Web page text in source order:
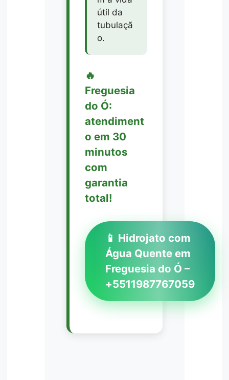
útil da
tubulaçã
o.
🔥
Freguesia
do Ó:
atendiment
o em 30
minutos
com
garantia
total!
📱 Hidrojato com
Água Quente em
Freguesia do Ó –
+5511987767059